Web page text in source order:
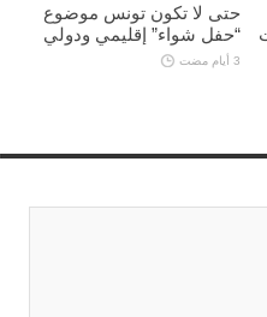
حتى لا تكون تونس موضوع
“حفل شواء” إقليمي ودولي
3 أيام مضت